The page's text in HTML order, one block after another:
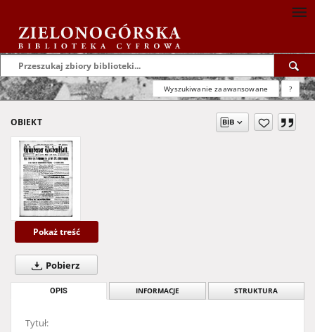
Wyszukiwanie zaawansowane ?
OBIEKT
Pokaż treść
Pobierz
OPIS INFORMACJE STRUKTURA
Tytuł: